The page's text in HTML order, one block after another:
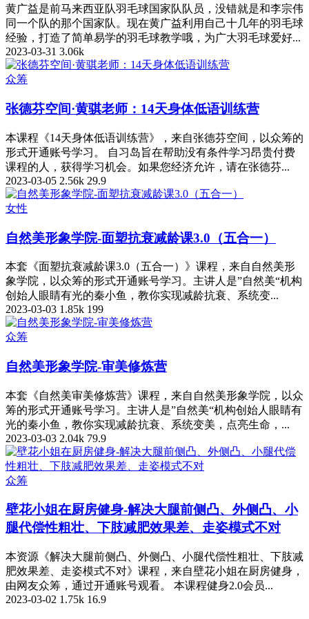
黄广益是前马来西亚队羽毛球国家队队员，没错就是和李宗伟
同一个队的那个国家队。现在黄广益利用自己十几年的羽毛球
经验，打造了简单易学的羽毛球教学哦，为广大羽毛球爱好...
2023-03-31 3.06k
众筹
张德芬空间·黄骐老师：14天身体低语训练营
本课程《14天身体低语训练营》，来自张德芬空间，以众筹的
形式开通账号学习。 自习岛旨在帮助没有条件学习昂贵付费
课程的人，获得学习机会。如果您经济允许，请在张德芬...
2023-03-05 2.56k 29.9
女性
自然美形象学院-面塑抗衰减龄课3.0（五合一）
本套《面塑抗衰减龄课3.0（五合一）》课程，来自自然美形
象学院，以众筹的形式开通账号学习。主讲人是”自然美“机构
创始人眼睛有光的秦小鱼，教你实现减龄抗衰、系统变...
2023-03-03 1.85k 199
众筹
自然美形象学院-审美修炼营
本套《自然美审美修炼营》课程，来自自然美形象学院，以众
筹的形式开通账号学习。主讲人是”自然美“机构创始人眼睛有
光的秦小鱼，教你实现减龄抗衰、系统变美，点亮生命，...
2023-03-03 2.04k 79.9
众筹
壁花小姐在厨房健身-解决大腿前侧凸、外侧凸、小
腿代偿性粗壮、下肢减肥效果差、走姿模式不对
本资源《解决大腿前侧凸、外侧凸、小腿代偿性粗壮、下肢减
肥效果差、走姿模式不对》课程，来自壁花小姐在厨房健身，
由网友众筹，通过开通账号观看。 本课程健身2.0会员...
2023-03-02 1.75k 16.9